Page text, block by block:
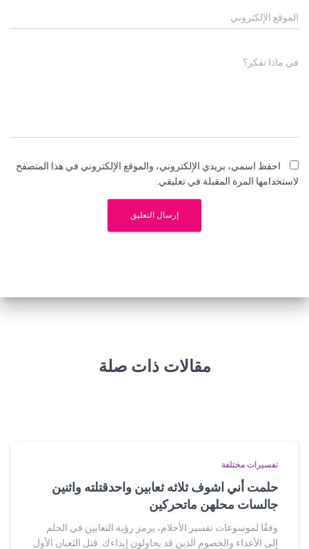
الموقع الإلكتروني
في ماذا تفكر؟
احفظ اسمي، بريدي الإلكتروني، والموقع الإلكتروني في هذا المتصفح
لاستخدامها المرة المقبلة في تعليقي.
مقالات ذات صلة
تفسيرات مختلفة
حلمت أني اشوف ثلاثه ثعابين واحدقتلته واثنين
جالسات محلهن ماتحركين
وفقًا لموسوعات تفسير الأحلام، يرمز رؤية الثعابين في الحلم
إلى الأعداء والخصوم الذين قد يحاولون إيذاءك. قتل الثعبان الأول